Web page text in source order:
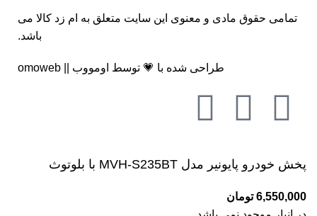
تمامی حقوق مادی و معنوی این سایت متعلق به ام زد کالا می
باشد.
طراحی شده با 💗 توسط اومووب || omoweb
پخش خودرو پایونیر مدل MVH-S235BT با بلوتوث
6,550,000 تومان